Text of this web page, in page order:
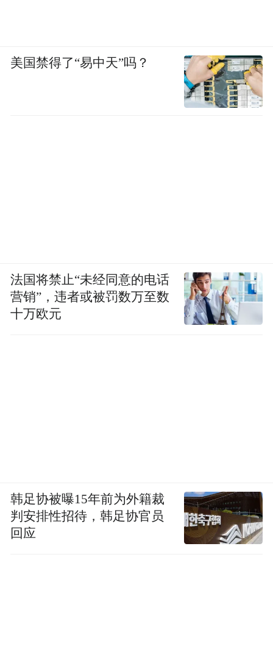
美国禁得了“易中天”吗？
法国将禁止“未经同意的电话
营销”，违者或被罚数万至数
十万欧元
韩足协被曝15年前为外籍裁
判安排性招待，韩足协官员
回应